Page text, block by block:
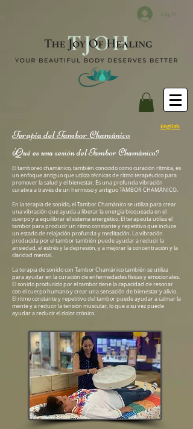
Log In
English
Terapia del Tambor Chamánico
¿Qué es una sesión del Tambor Chamánico?
El tamboreo chamánico, también conocido como curación rítmica, es
un enfoque antiguo que utiliza técnicas de ritmo terapéutico para
promover la salud y el bienestar. Es una profunda vibración
curativa a través de un hermoso y antiguo TAMBOR CHAMÁNICO.
En la terapia de sonido, el Tambor Chamánico se utiliza para crear
una vibración que ayuda a liberar la energía bloqueada en el
cuerpo y a equilibrar el sistema energético. El terapeuta utiliza el
tambor para producir un ritmo constante y repetitivo que induce
un estado de relajación profunda y meditación. La vibración
producida por el tambor también puede ayudar a reducir la
ansiedad, el estrés y la depresión, y a mejorar la concentración y la
claridad mental.
La terapia de sonido con Tambor Chamánico también se utiliza
para ayudar en la curación de enfermedades físicas y emocionales.
El sonido producido por el tambor tiene la capacidad de resonar
con el cuerpo humano y crear una sensación de bienestar y alivio.
El ritmo constante y repetitivo del tambor puede ayudar a calmar la
mente y a reducir la tensión muscular, lo que a su vez puede
ayudar a reducir el dolor crónico.